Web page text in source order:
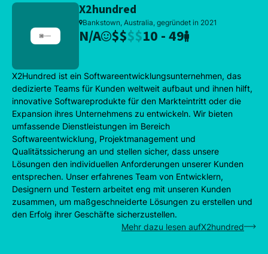
X2hundred
Bankstown, Australia, gegründet in 2021
N/A $$$$10 - 49
X2Hundred ist ein Softwareentwicklungsunternehmen, das
dedizierte Teams für Kunden weltweit aufbaut und ihnen hilft,
innovative Softwareprodukte für den Markteintritt oder die
Expansion ihres Unternehmens zu entwickeln. Wir bieten
umfassende Dienstleistungen im Bereich
Softwareentwicklung, Projektmanagement und
Qualitätssicherung an und stellen sicher, dass unsere
Lösungen den individuellen Anforderungen unserer Kunden
entsprechen. Unser erfahrenes Team von Entwicklern,
Designern und Testern arbeitet eng mit unseren Kunden
zusammen, um maßgeschneiderte Lösungen zu erstellen und
den Erfolg ihrer Geschäfte sicherzustellen.
Mehr dazu lesen aufX2hundred